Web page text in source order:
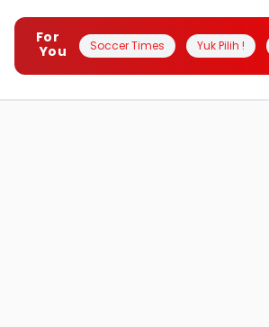
For
You
Soccer Times Yuk Pilih !